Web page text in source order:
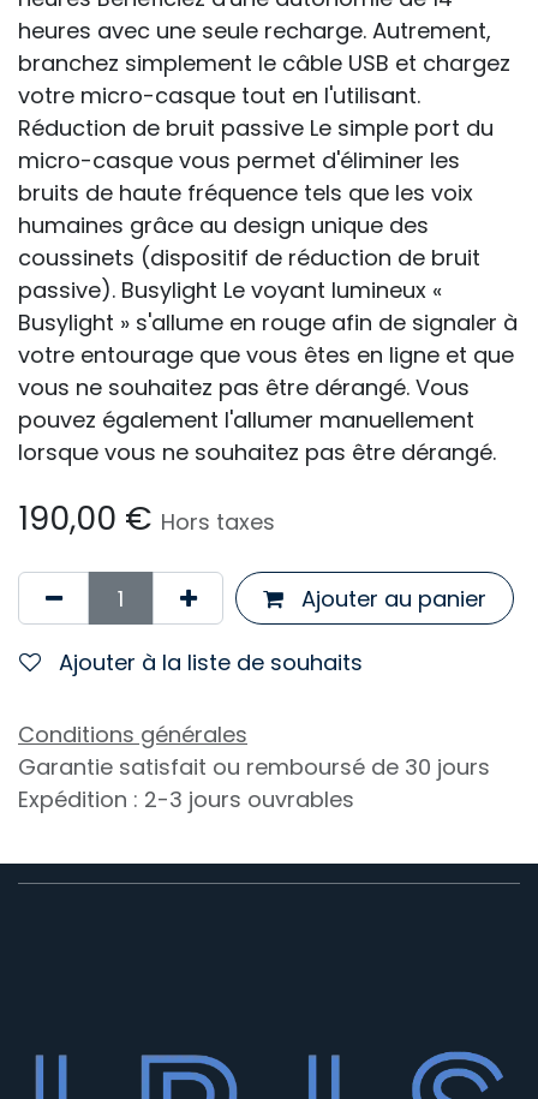
heures avec une seule recharge. Autrement,
branchez simplement le câble USB et chargez
votre micro-casque tout en l'utilisant.
Réduction de bruit passive Le simple port du
micro-casque vous permet d'éliminer les
bruits de haute fréquence tels que les voix
humaines grâce au design unique des
coussinets (dispositif de réduction de bruit
passive). Busylight Le voyant lumineux «
Busylight » s'allume en rouge afin de signaler à
votre entourage que vous êtes en ligne et que
vous ne souhaitez pas être dérangé. Vous
pouvez également l'allumer manuellement
lorsque vous ne souhaitez pas être dérangé.
190,00 € Hors taxes
Ajouter au panier
Ajouter à la liste de souhaits
Conditions générales
Garantie satisfait ou remboursé de 30 jours
Expédition : 2-3 jours ouvrables